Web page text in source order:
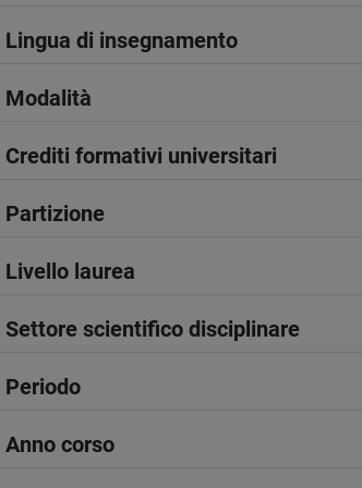
Lingua di insegnamento
Modalità
Crediti formativi universitari
Partizione
Livello laurea
Settore scientifico disciplinare
Periodo
Anno corso